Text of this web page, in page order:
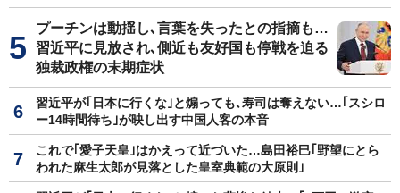
プーチンは動揺し､言葉を失ったとの指摘も…
習近平に見放され､側近も友好国も停戦を迫る
独裁政権の末期症状
習近平が｢日本に行くな｣と煽っても､寿司は奪えない…｢スシロ
ー14時間待ち｣が映し出す中国人客の本音
これで｢愛子天皇｣はかえって近づいた…島田裕巳｢野望にとら
われた麻生太郎が見落とした皇室典範の大原則｣